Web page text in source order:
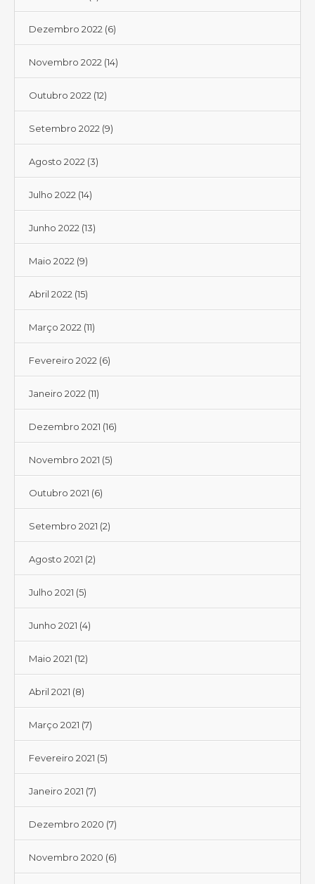
Dezembro 2022 (6)
Novembro 2022 (14)
Outubro 2022 (12)
Setembro 2022 (9)
Agosto 2022 (3)
Julho 2022 (14)
Junho 2022 (13)
Maio 2022 (9)
Abril 2022 (15)
Março 2022 (11)
Fevereiro 2022 (6)
Janeiro 2022 (11)
Dezembro 2021 (16)
Novembro 2021 (5)
Outubro 2021 (6)
Setembro 2021 (2)
Agosto 2021 (2)
Julho 2021 (5)
Junho 2021 (4)
Maio 2021 (12)
Abril 2021 (8)
Março 2021 (7)
Fevereiro 2021 (5)
Janeiro 2021 (7)
Dezembro 2020 (7)
Novembro 2020 (6)